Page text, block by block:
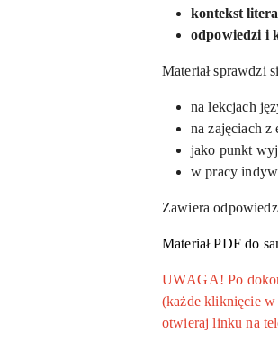
kontekst
odpowiedzi i
Materiał sprawdzi
na lekcjach
na zajęciach
jako punkt
w pracy
Zawiera
Materiał PDF do
UWAGA! Po
(każde kliknięcie
otwieraj linku na